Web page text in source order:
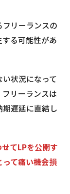
リーランスの
る可能性があ
状況になって
リーランスは
遅延に直結し
てLPを公開す
て痛い機会損